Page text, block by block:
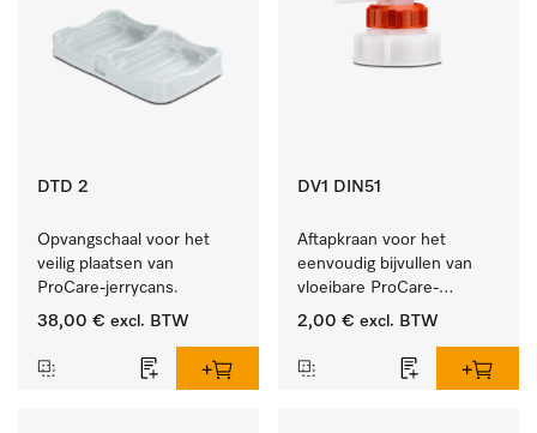
DTD 2
Opvangschaal voor het
veilig plaatsen van
ProCare-jerrycans.
38,00 € excl. BTW
DV1 DIN51
Aftapkraan voor het
eenvoudig bijvullen van
vloeibare ProCare-
producten.
2,00 € excl. BTW